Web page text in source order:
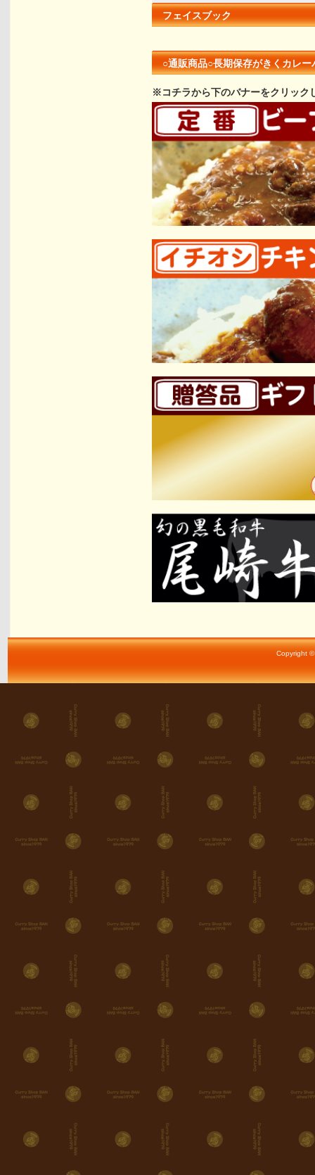
フェイスブック
○通販商品○長期保存がきくカレー
※コチラから下のバナーをクリック
Copyright